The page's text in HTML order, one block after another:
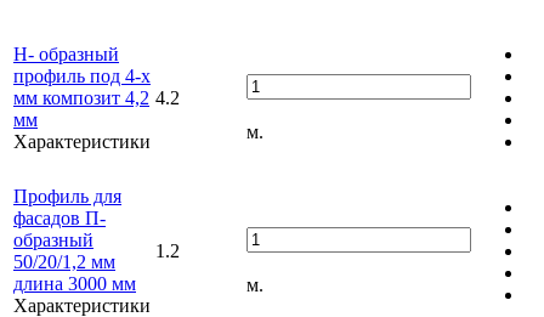
Н- образный
профиль под 4-х
мм композит 4,2
мм
Характеристики
4.2
м.
Профиль для
фасадов П-
образный
50/20/1,2 мм
длина 3000 мм
Характеристики
1.2
м.